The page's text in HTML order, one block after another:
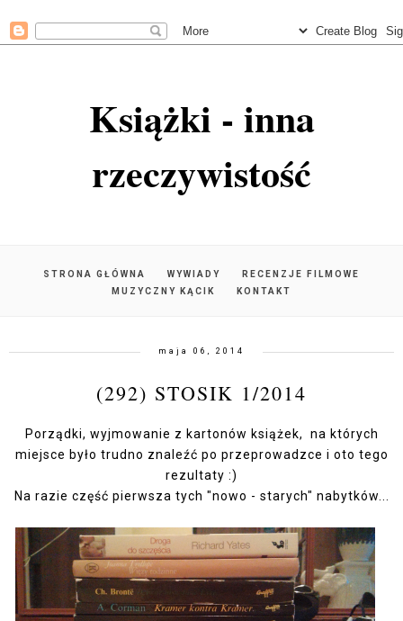
Książki - inna
rzeczywistość
STRONA GŁÓWNA WYWIADY
RECENZJE FILMOWE
MUZYCZNY KĄCIK
KONTAKT
maja 06, 2014
(292) STOSIK 1/2014
Porządki, wyjmowanie z kartonów książek, na których
miejsce było trudno znaleźć po przeprowadzce i oto tego
rezultaty :)
Na razie część pierwsza tych "nowo - starych" nabytków...